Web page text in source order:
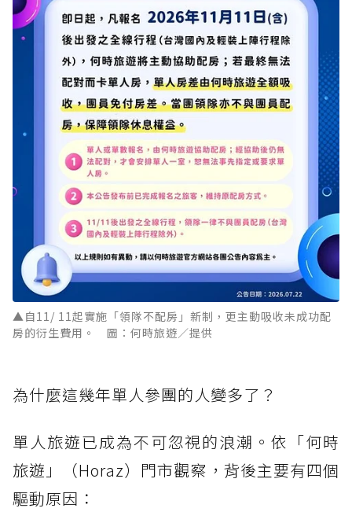
▲自11/ 11起實施「領隊不配房」新制，更主動吸收未成功配
房的衍生費用。 圖：何時旅遊／提供
為什麼這幾年單人參團的人變多了？
單人旅遊已成為不可忽視的浪潮。依「何時
旅遊」（Horaz）門市觀察，背後主要有四個
驅動原因：